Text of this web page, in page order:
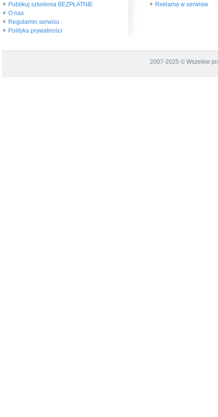
Publikuj szkolenia BEZPŁATNIE
O nas
Regulamin serwisu
Polityka prywatności
Reklama w serwisie
2007-2025 © Wszelkie